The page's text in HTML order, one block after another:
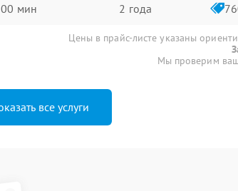
мин 2 года
Цены в прайс-листе указаны
Мы проверим
все услуги